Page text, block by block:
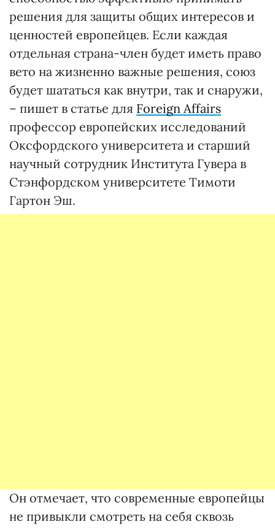
решения для защиты общих интересов и
ценностей европейцев. Если каждая
отдельная страна-член будет иметь право
вето на жизненно важные решения, союз
будет шататься как внутри, так и снаружи,
– пишет в статье для Foreign Affairs
профессор европейских исследований
Оксфордского университета и старший
научный сотрудник Института Гувера в
Стэнфордском университете Тимоти
Гартон Эш.
Он отмечает, что современные европейцы
не привыкли смотреть на себя сквозь